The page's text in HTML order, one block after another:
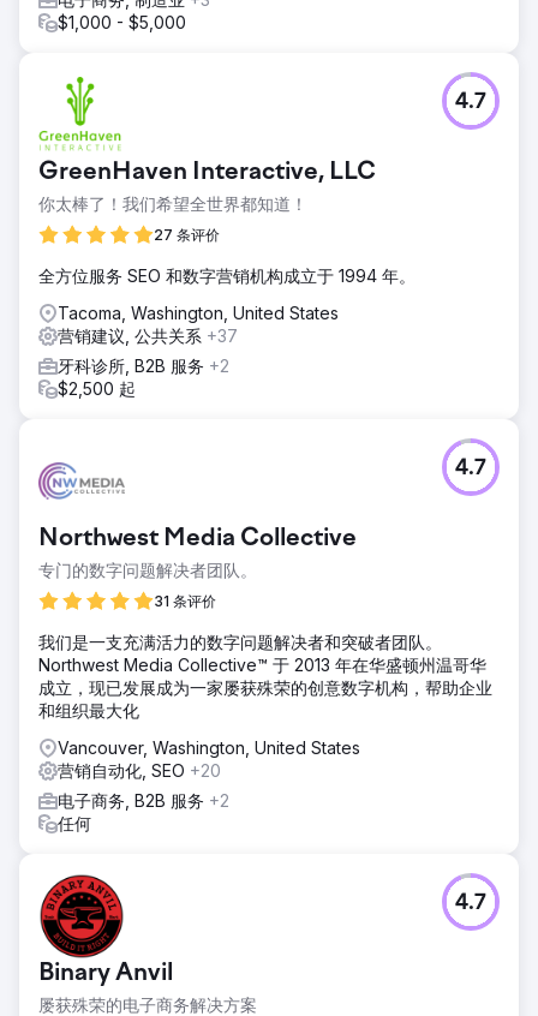
$1,000 - $5,000
GreenHaven Interactive, LLC
你太棒了！我们希望全世界都知道！
27 条评价
4.7
全方位服务 SEO 和数字营销机构成立于 1994 年。
Tacoma, Washington, United States
营销建议, 公共关系 +37
牙科诊所, B2B 服务 +2
$2,500 起
Northwest Media Collective
专门的数字问题解决者团队。
31 条评价
4.7
我们是一支充满活力的数字问题解决者和突破者团队。
Northwest Media Collective™ 于 2013 年在华盛顿州温哥华
成立，现已发展成为一家屡获殊荣的创意数字机构，帮助企业
和组织最大化
Vancouver, Washington, United States
营销自动化, SEO +20
电子商务, B2B 服务 +2
任何
Binary Anvil
屡获殊荣的电子商务解决方案
4.7